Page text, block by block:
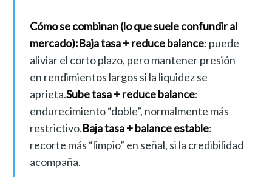
Cómo se combinan (lo que suele confundir al
mercado):Baja tasa + reduce balance: puede
aliviar el corto plazo, pero mantener presión
en rendimientos largos si la liquidez se
aprieta.Sube tasa + reduce balance:
endurecimiento “doble”, normalmente más
restrictivo.Baja tasa + balance estable:
recorte más “limpio” en señal, si la credibilidad
acompaña.